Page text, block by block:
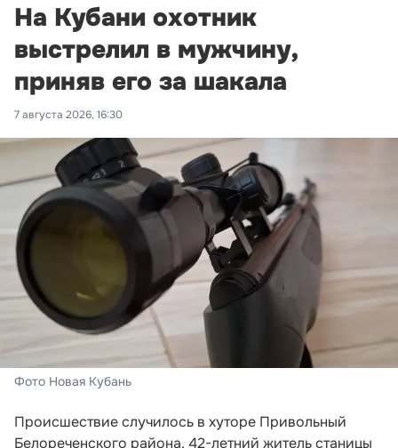
На Кубани охотник
выстрелил в мужчину,
приняв его за шакала
7 августа 2026, 16:30
Фото Новая Кубань
Происшествие случилось в хуторе Привольный
Белореченского района. 42-летний житель станицы